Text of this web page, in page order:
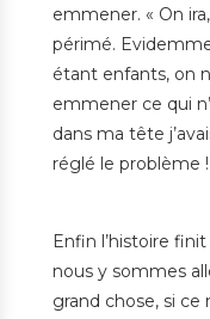
emmener. « On
périmé.
étant enfants, on
emmener ce qui
dans ma tête
réglé le problème !
Enfin l’histoire
nous y sommes
grand chose, si ce